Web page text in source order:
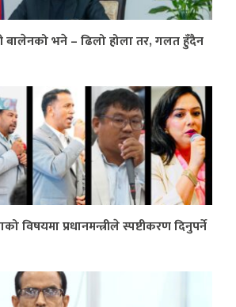
बालेनको भने – ढिलो होला तर, गलत हुँदैन
विषयमा प्रधानमन्त्रीले स्पष्टीकरण दिनुपर्ने